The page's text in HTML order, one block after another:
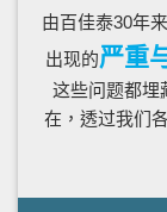
由百佳泰30年
出现的严重
这些问题都埋
在，透过我们